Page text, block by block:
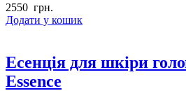
2550 грн.
Додати у кошик
Есенція для шкіри
Essence